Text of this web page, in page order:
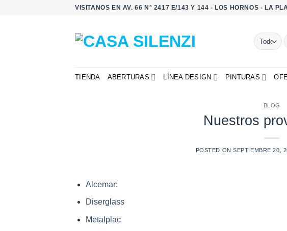
VISITANOS EN AV. 66 N° 2417 E/143 Y 144 - LOS HORNOS - LA
TIENDA ABERTURAS LÍNEA DESIGN PINTURAS
BLOG
Nuestros
POSTED ONSEPTIEMBRE 20,
Alcemar:
Diserglass
Metalplac